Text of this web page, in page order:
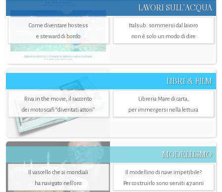
LAVORI SULL’ACQUA
Come diventare hostess
e steward di bordo
Italsub: sommersi dal lavoro
non è solo un modo di dire
LIBRI & FILM
Riva in the movie, il racconto
dei motoscafi “diventati attori”
Libreria Mare di carta,
per immergersi nella lettura
MODELLISMO
Il vascello che ai mondiali
ha navigato nell’oro
Il modellino di nave irripetibile?
Per costruirlo sono serviti 47 anni